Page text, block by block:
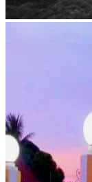
Contact Us
Av.
Local 19